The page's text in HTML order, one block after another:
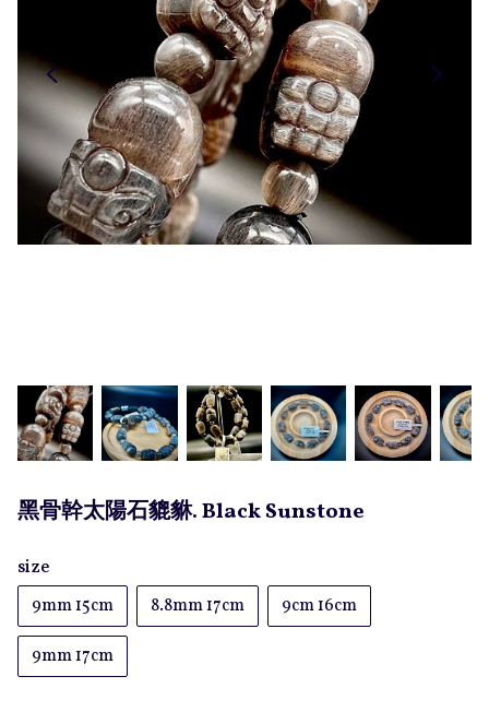
黑骨幹太陽石貔貅. Black Sunstone
size
9mm 15cm
8.8mm 17cm 9cm 16cm
9mm 17cm